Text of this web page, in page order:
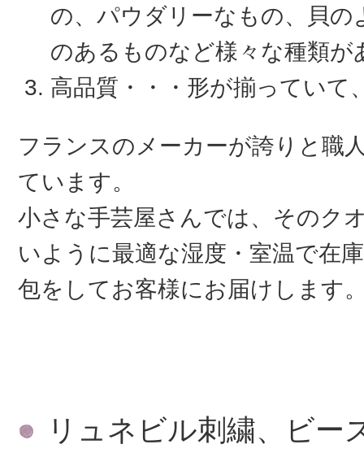
の、パウダリーなもの、貝の
のあるものなど様々な種類が
高品質・・・形が揃っていて
フランスのメーカーが誇りと職
ています。
小さな手芸屋さんでは、そのク
いように最適な湿度・室温で在
包をしてお客様にお届けします
リュネビル刺繍、ビー